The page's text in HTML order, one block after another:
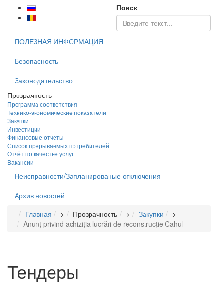
Поиск
ПОЛЕЗНАЯ ИНФОРМАЦИЯ
Безопасность
Законодательство
Прозрачность
Программа соответствия
Технико-экономические показатели
Закупки
Инвестиции
Финансовые отчеты
Список прерываемых потребителей
Отчёт по качестве услуг
Вакансии
Неисправности/Запланированые отключения
Архив новостей
Главная
> Прозрачность > Закупки
>
Anunț privind achiziția lucrări de reconstrucție Cahul
Тендеры